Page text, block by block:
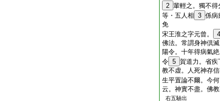
2 輩輕之。獨不
等・五人相 3 係病
免
宋王淮之字元曾。
4
佛法。常謂身神倶
陽令。十年得病氣
令 5 賀道力。省疾
教不虚。人死神存
生平置論不爾。今
云。神實不盡。佛
右五驗出